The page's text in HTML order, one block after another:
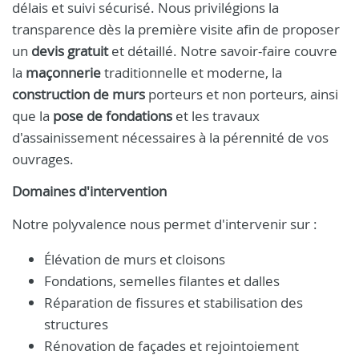
délais et suivi sécurisé. Nous privilégions la
transparence dès la première visite afin de proposer
un devis gratuitet détaillé. Notre savoir-faire couvre
la maçonnerietraditionnelle et moderne, la
construction de murs porteurs et non porteurs, ainsi
que la pose de fondations et les travaux
d'assainissement nécessaires à la pérennité de vos
ouvrages.
Domaines d'intervention
Notre polyvalence nous permet d'intervenir sur :
Élévation de murs et cloisons
Fondations, semelles filantes et dalles
Réparation de fissures et stabilisation des
structures
Rénovation de façades et rejointoiement